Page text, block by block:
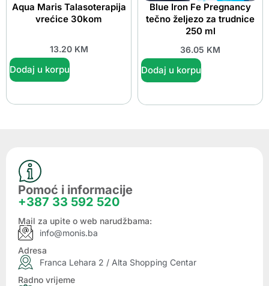
Aqua Maris Talasoterapija
vrećice 30kom
13.20 KM
Dodaj u korpu
Blue Iron Fe Pregnancy
tečno željezo za trudnice
250 ml
36.05 KM
Dodaj u korpu
Pomoć i informacije
+387 33 592 520
Mail za upite o web narudžbama:
info@monis.ba
Adresa
Franca Lehara 2 / Alta Shopping Centar
Radno vrijeme